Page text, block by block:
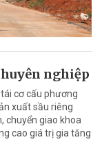
nghiệp
cơ cấu phương
xuất sầu riêng
chuyển giao khoa
cao giá trị gia tăng